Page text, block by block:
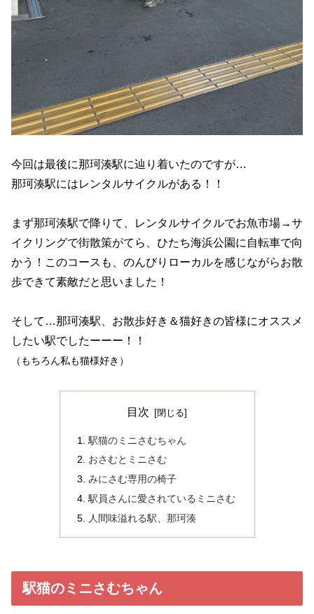
今回は最後に那珂湊駅に辿り着いたのですが…
那珂湊駅にはレンタルサイクルがある！！
まず那珂湊駅で降りて、レンタルサイクルでお魚市場→サ
イクリングで街散策がてら、ひたち海浜公園に自転車で向
かう！このコースも、のんびりローカルを感じながらお散
歩できて素敵だと思いました！
そして…那珂湊駅、お散歩好き＆猫好きの皆様にオススメ
したい駅でしたーーー！！
（もちろん私も猫様好き）
目次
駅猫のミニさむちゃん
おさむとミニさむ
みにさむ専用の椅子
駅員さんに愛されているミニさむ
人間味溢れる駅、那珂湊
駅猫のミニさむちゃん